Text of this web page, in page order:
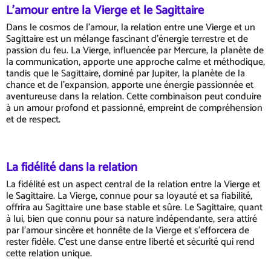
L'amour entre la Vierge et le Sagittaire
Dans le cosmos de l'amour, la relation entre une Vierge et un
Sagittaire est un mélange fascinant d'énergie terrestre et de
passion du feu. La Vierge, influencée par Mercure, la planète de
la communication, apporte une approche calme et méthodique,
tandis que le Sagittaire, dominé par Jupiter, la planète de la
chance et de l'expansion, apporte une énergie passionnée et
aventureuse dans la relation. Cette combinaison peut conduire
à un amour profond et passionné, empreint de compréhension
et de respect.
La fidélité dans la relation
La fidélité est un aspect central de la relation entre la Vierge et
le Sagittaire. La Vierge, connue pour sa loyauté et sa fiabilité,
offrira au Sagittaire une base stable et sûre. Le Sagittaire, quant
à lui, bien que connu pour sa nature indépendante, sera attiré
par l'amour sincère et honnête de la Vierge et s'efforcera de
rester fidèle. C'est une danse entre liberté et sécurité qui rend
cette relation unique.